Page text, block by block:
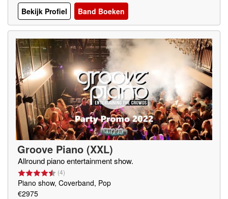
Bekijk Profiel
Band Boeken
Groove Piano (XXL)
Allround piano entertainment show.
(4)
Piano show, Coverband, Pop
€2975